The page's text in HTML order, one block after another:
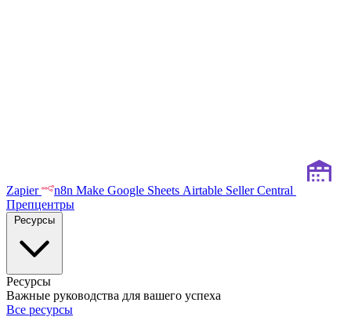
Zapier n8n Make Google Sheets Airtable Seller Central
Препцентры
Ресурсы
Важные руководства для вашего успеха
Все ресурсы